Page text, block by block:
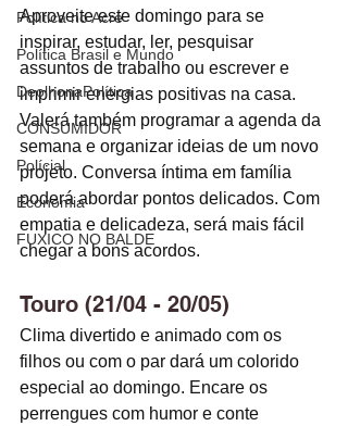
Política no Acre
Política Brasil e Mundo
DeolhonaPolítica
CONSUMIDOR
Polícial
Economia
FUXICO NO BALDE
Aproveite este domingo para se
inspirar, estudar, ler, pesquisar
assuntos de trabalho ou escrever e
imprimir energias positivas na casa.
Valerá também programar a agenda da
semana e organizar ideias de um novo
projeto. Conversa íntima em família
poderá abordar pontos delicados. Com
empatia e delicadeza, será mais fácil
chegar a bons acordos.
Touro (21/04 - 20/05)
Clima divertido e animado com os
filhos ou com o par dará um colorido
especial ao domingo. Encare os
perrengues com humor e conte